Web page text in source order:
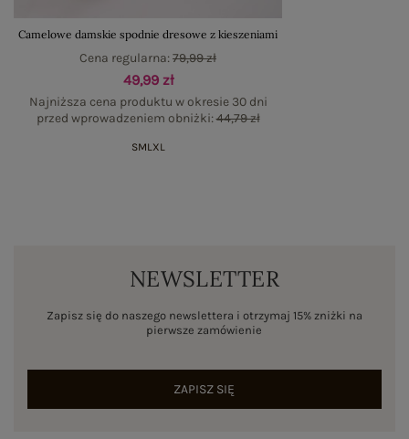
Camelowe damskie spodnie dresowe z kieszeniami
49,99 zł
Najniższa cena produktu w okresie 30 dni
przed wprowadzeniem obniżki:44,79 zł
Cena regularna:79,99 zł
SMLXL
NEWSLETTER
Zapisz się do naszego newslettera i otrzymaj 15% zniżki na
pierwsze zamówienie
ZAPISZ SIĘ